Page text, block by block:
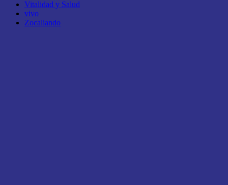
Vitalidad y Salud
vivo
Zocaliando